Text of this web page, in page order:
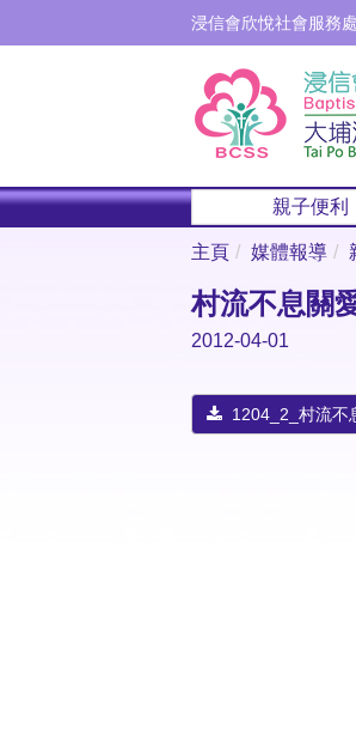
浸信會欣悅社會服務處
親子便利
主頁 媒體報導
村流不息關
2012-04-01
1204_2_村流不